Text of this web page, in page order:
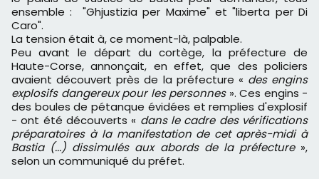
ensemble : "Ghjustizia per Maxime" et "liberta per Di
Caro".
La tension était à, ce moment-là, palpable.
Peu avant le départ du cortège, la préfecture de
Haute-Corse, annonçait, en effet, que des policiers
avaient découvert près de la préfecture « des engins
explosifs dangereux pour les personnes ». Ces engins -
des boules de pétanque évidées et remplies d'explosif
- ont été découverts « dans le cadre des vérifications
préparatoires à la manifestation de cet après-midi à
Bastia (...) dissimulés aux abords de la préfecture»,
selon un communiqué du préfet.